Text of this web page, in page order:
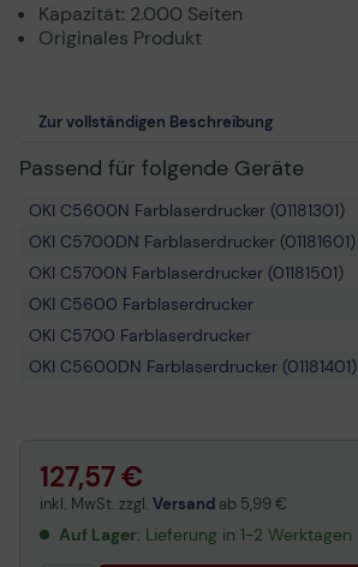
Kapazität: 2.000 Seiten
Originales Produkt
Zur vollständigen Beschreibung
Passend für folgende Geräte
OKI C5600N Farblaserdrucker (01181301)
OKI C5700DN Farblaserdrucker (01181601)
OKI C5700N Farblaserdrucker (01181501)
OKI C5600 Farblaserdrucker
OKI C5700 Farblaserdrucker
OKI C5600DN Farblaserdrucker (01181401)
127,57 €
inkl. MwSt. zzgl. Versand ab 5,99 €
Auf Lager: Lieferung in 1-2 Werktagen